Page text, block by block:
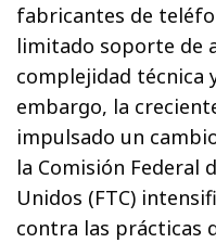
fabricantes de
limitado soporte de
complejidad técnica
embargo, la
impulsado un
la Comisión Federal
Unidos (FTC)
contra las prácticas